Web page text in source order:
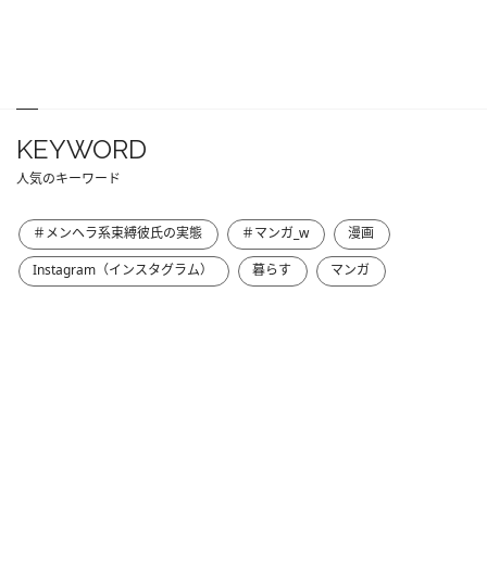
KEYWORD
人気のキーワード
＃メンヘラ系束縛彼氏の実態 ＃マンガ_w
漫画
Instagram（インスタグラム）
暮らす マンガ